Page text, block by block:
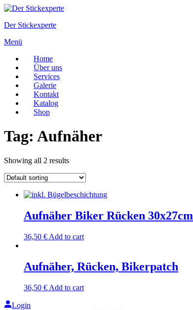
Zum
springen
Der Stickexperte
Menü
Home
Über uns
Services
Galerie
Kontakt
Katalog
Shop
Tag: Aufnäher
Showing all 2 results
Aufnäher Biker Rücken 30x27cm
36,50 € Add to cart
Aufnäher, Rücken, Bikerpatch
36,50 € Add to cart
Login